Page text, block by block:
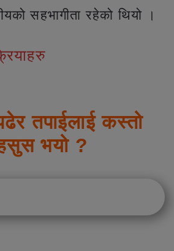
सहभागीता रहेको थियो ।
तपाईलाई कस्तो
भयो ?